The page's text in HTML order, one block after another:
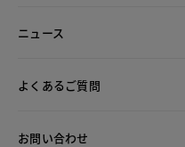
ニュース
よくあるご質問
お問い合わせ